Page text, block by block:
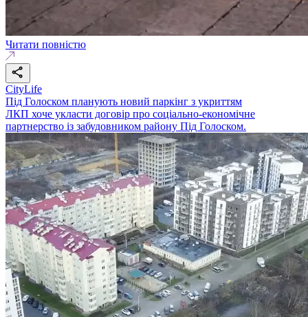
Читати повністю
CityLife
Під Голоском планують новий паркінг з укриттям
ЛКП хоче укласти договір про соціально-економічне
партнерство із забудовником району Під Голоском.